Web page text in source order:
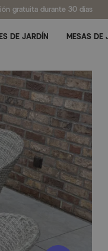
gratuita durante 30 días
DE JARDÍN MESAS DE